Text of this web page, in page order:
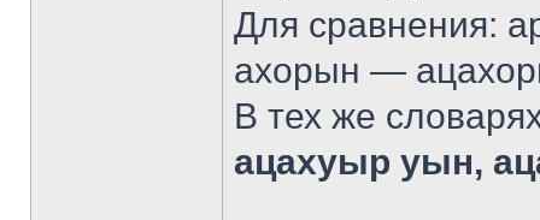
Для сравнения:
ахорын —
В тех же
ацахуыр уын,